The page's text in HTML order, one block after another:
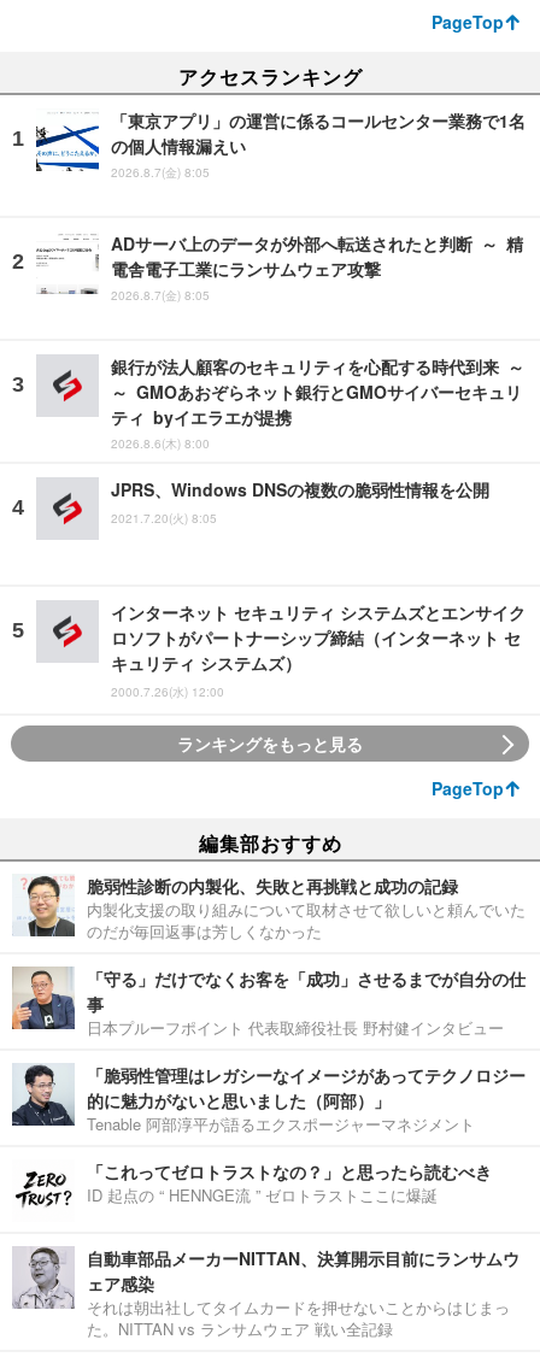
PageTop
アクセスランキング
「東京アプリ」の運営に係るコールセンター業務で1名
の個人情報漏えい
2026.8.7(金) 8:05
ADサーバ上のデータが外部へ転送されたと判断 ～ 精
電舎電子工業にランサムウェア攻撃
2026.8.7(金) 8:05
銀行が法人顧客のセキュリティを心配する時代到来 ～
～ GMOあおぞらネット銀行とGMOサイバーセキュリ
ティ byイエラエが提携
2026.8.6(木) 8:00
JPRS、Windows DNSの複数の脆弱性情報を公開
2021.7.20(火) 8:05
インターネット セキュリティ システムズとエンサイク
ロソフトがパートナーシップ締結（インターネット セ
キュリティ システムズ）
2000.7.26(水) 12:00
ランキングをもっと見る
PageTop
編集部おすすめ
脆弱性診断の内製化、失敗と再挑戦と成功の記録
内製化支援の取り組みについて取材させて欲しいと頼んでいた
のだが毎回返事は芳しくなかった
「守る」だけでなくお客を「成功」させるまでが自分の仕
事
日本プルーフポイント 代表取締役社長 野村健インタビュー
「脆弱性管理はレガシーなイメージがあってテクノロジー
的に魅力がないと思いました（阿部）」
Tenable 阿部淳平が語るエクスポージャーマネジメント
「これってゼロトラストなの？」と思ったら読むべき
ID 起点の “ HENNGE流 ” ゼロトラストここに爆誕
自動車部品メーカーNITTAN、決算開示目前にランサムウ
ェア感染
それは朝出社してタイムカードを押せないことからはじまっ
た。NITTAN vs ランサムウェア 戦い全記録